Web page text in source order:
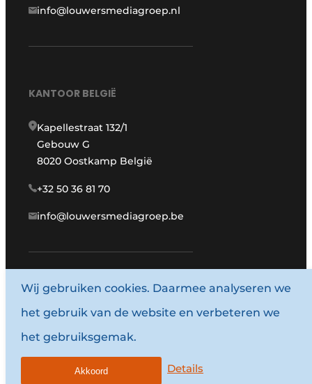
info@louwersmediagroep.nl
KANTOOR BELGIË
Kapellestraat 132/1
Gebouw G
8020 Oostkamp België
+32 50 36 81 70
info@louwersmediagroep.be
www.louwersmediagroep.com
© 1987 - 2026 Louwersmediagroep.
Algemene voorwaarden
Wij gebruiken cookies. Daarmee analyseren we
het gebruik van de website en verbeteren we
het gebruiksgemak.
Details
Akkoord